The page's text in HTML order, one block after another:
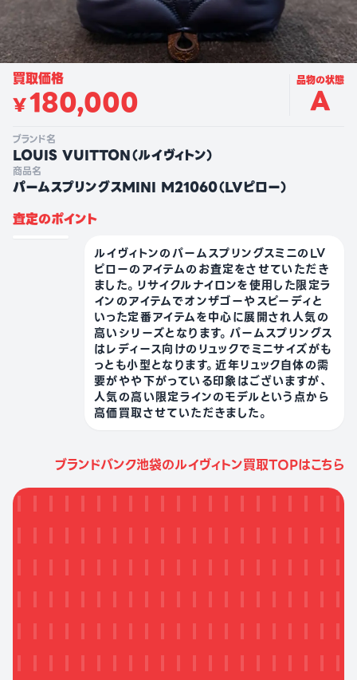
買取価格
¥180,000
品物の状態
A
ブランド名
LOUIS VUITTON（ルイヴィトン）
商品名
パームスプリングスMINI M21060（LVピロー）
査定のポイント
ルイヴィトンのパームスプリングスミニのLV
ピローのアイテムのお査定をさせていただき
ました。リサイクルナイロンを使用した限定ラ
インのアイテムでオンザゴーやスピーディと
いった定番アイテムを中心に展開され人気の
高いシリーズとなります。パームスプリングス
はレディース向けのリュックでミニサイズがも
っとも小型となります。近年リュック自体の需
要がやや下がっている印象はございますが、
人気の高い限定ラインのモデルという点から
高価買取させていただきました。
ブランドバンク池袋のルイヴィトン買取TOPはこちら